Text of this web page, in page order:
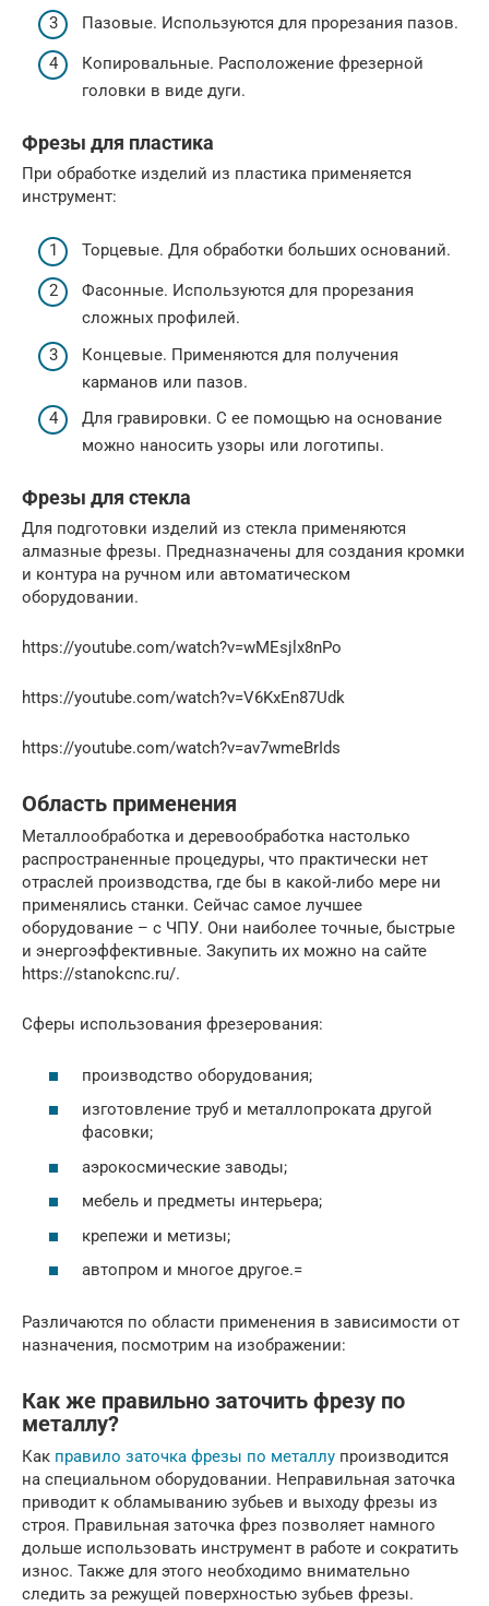
Пазовые. Используются для прорезания пазов.
Копировальные. Расположение фрезерной
головки в виде дуги.
Фрезы для пластика
При обработке изделий из пластика применяется
инструмент:
Торцевые. Для обработки больших оснований.
Фасонные. Используются для прорезания
сложных профилей.
Концевые. Применяются для получения
карманов или пазов.
Для гравировки. С ее помощью на основание
можно наносить узоры или логотипы.
Фрезы для стекла
Для подготовки изделий из стекла применяются
алмазные фрезы. Предназначены для создания кромки
и контура на ручном или автоматическом
оборудовании.
https://youtube.com/watch?v=wMEsjlx8nPo
https://youtube.com/watch?v=V6KxEn87Udk
https://youtube.com/watch?v=av7wmeBrIds
Область применения
Металлообработка и деревообработка настолько
распространенные процедуры, что практически нет
отраслей производства, где бы в какой-либо мере ни
применялись станки. Сейчас самое лучшее
оборудование – с ЧПУ. Они наиболее точные, быстрые
и энергоэффективные. Закупить их можно на сайте
https://stanokcnc.ru/.
Сферы использования фрезерования:
производство оборудования;
изготовление труб и металлопроката другой
фасовки;
аэрокосмические заводы;
мебель и предметы интерьера;
крепежи и метизы;
автопром и многое другое.=
Различаются по области применения в зависимости от
назначения, посмотрим на изображении:
Как же правильно заточить фрезу по
металлу?
Как правило заточка фрезы по металлу производится
на специальном оборудовании. Неправильная заточка
приводит к обламыванию зубьев и выходу фрезы из
строя. Правильная заточка фрез позволяет намного
дольше использовать инструмент в работе и сократить
износ. Также для этого необходимо внимательно
следить за режущей поверхностью зубьев фрезы.